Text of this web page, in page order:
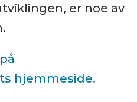
er noe av
hjemmeside.